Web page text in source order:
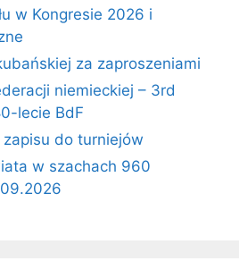
w Kongresie 2026 i
za zaproszeniami
niemieckiej – 3rd
lecie BdF
zapisu do turniejów
w szachach 960